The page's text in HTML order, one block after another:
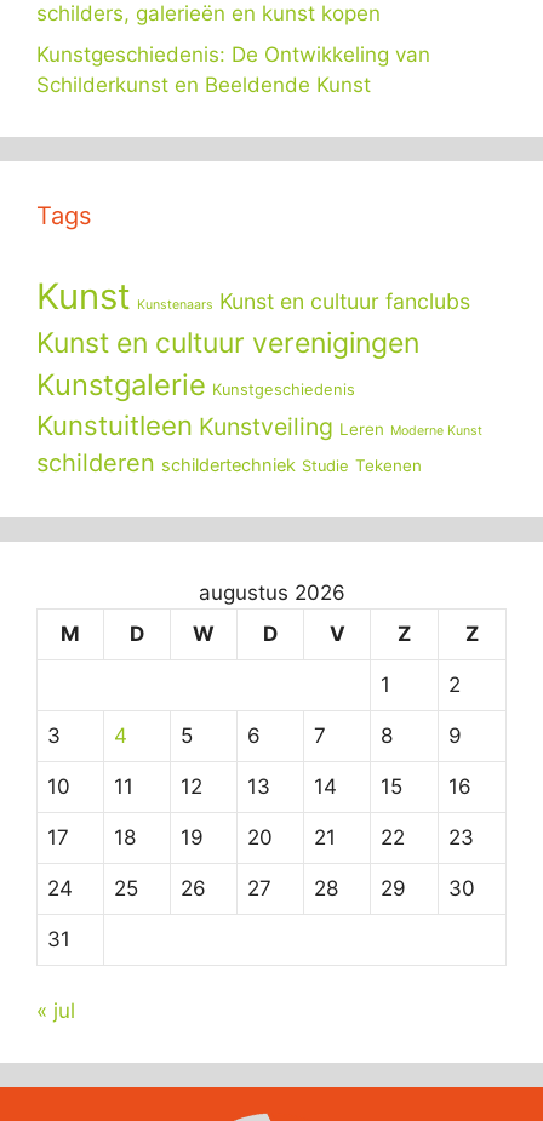
schilders, galerieën en kunst kopen
Kunstgeschiedenis: De Ontwikkeling van
Schilderkunst en Beeldende Kunst
Tags
Kunst Kunstenaars Kunst en cultuur fanclubs
Kunst en cultuur verenigingen
Kunstgalerie Kunstgeschiedenis
Kunstuitleen Kunstveiling Leren Moderne Kunst
schilderen schildertechniek Studie Tekenen
augustus 2026
M
D W D V Z Z
1 2
3 4 5 6 7 8 9
10 11 12 13 14 15 16
17 18 19 20 21 22 23
24 25 26 27 28 29 30
31
« jul